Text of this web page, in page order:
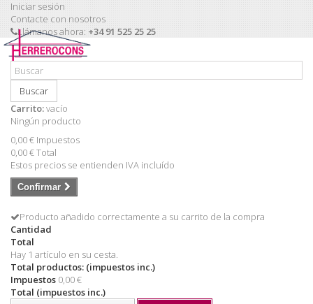
Iniciar sesión
Contacte con nosotros
Llámanos ahora: +34 91 525 25 25
Buscar
Carrito:vacío
Ningún producto
0,00 € Impuestos
0,00 €Total
Estos precios se entienden IVA incluído
Confirmar
Producto añadido correctamente a su carrito de la compra
Cantidad
Total
Hay 1 artículo en su cesta.
Total productos: (impuestos inc.)
Impuestos 0,00 €
Total (impuestos inc.)